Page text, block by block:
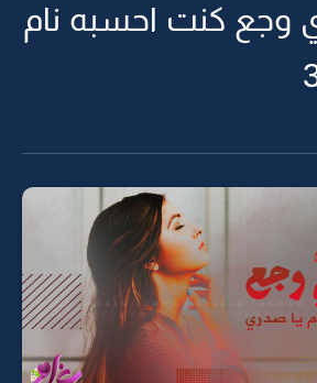
وجع كنت احسبه نام